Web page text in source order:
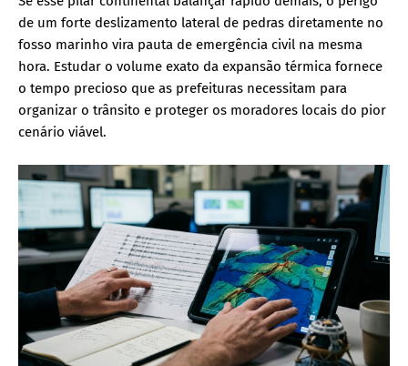
de um forte deslizamento lateral de pedras diretamente no
fosso marinho vira pauta de emergência civil na mesma
hora. Estudar o volume exato da expansão térmica fornece
o tempo precioso que as prefeituras necessitam para
organizar o trânsito e proteger os moradores locais do pior
cenário viável.